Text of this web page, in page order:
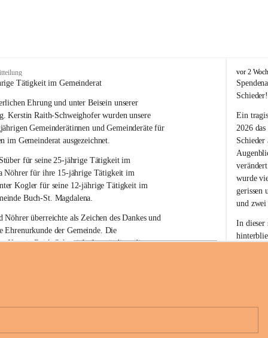
Tätigkeit im Gemeinderat
Ehrung und unter Beisein unserer
Kerstin Raith-Schweighofer wurden unsere
Gemeinderätinnen und Gemeinderäte für
im Gemeinderat ausgezeichnet.
für seine 25-jährige Tätigkeit im
Nöhrer für ihre 15-jährige Tätigkeit im
Kogler für seine 12-jährige Tätigkeit im
Buch-St. Magdalena.
Nöhrer überreichte als Zeichen des Dankes und
Ehrenurkunde der Gemeinde. Die
Kerstin Raith-Schweighofer würdigte die
+6
B
u
c
-
S
t
.
M
a
g
d
a
e
n
a
vor 2
Schieder!
Ein
2026
wurde
gerissen
und
In dieser